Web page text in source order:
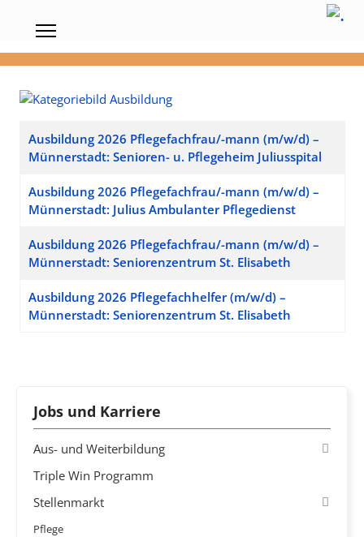
Ausbildung 2026 Pflegefachfrau/-mann (m/w/d) –
Münnerstadt: Senioren- u. Pflegeheim Juliusspital
Ausbildung 2026 Pflegefachfrau/-mann (m/w/d) –
Münnerstadt: Julius Ambulanter Pflegedienst
Ausbildung 2026 Pflegefachfrau/-mann (m/w/d) –
Münnerstadt: Seniorenzentrum St. Elisabeth
Ausbildung 2026 Pflegefachhelfer (m/w/d) –
Münnerstadt: Seniorenzentrum St. Elisabeth
Jobs und Karriere
Aus- und Weiterbildung
Triple Win Programm
Stellenmarkt
Pflege